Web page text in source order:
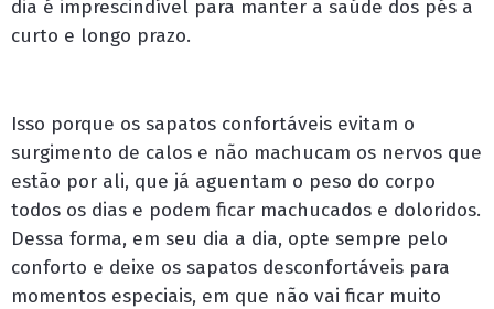
dia é imprescindível para manter a saúde dos pés a
curto e longo prazo.
Isso porque os sapatos confortáveis evitam o
surgimento de calos e não machucam os nervos que
estão por ali, que já aguentam o peso do corpo
todos os dias e podem ficar machucados e doloridos.
Dessa forma, em seu dia a dia, opte sempre pelo
conforto e deixe os sapatos desconfortáveis para
momentos especiais, em que não vai ficar muito